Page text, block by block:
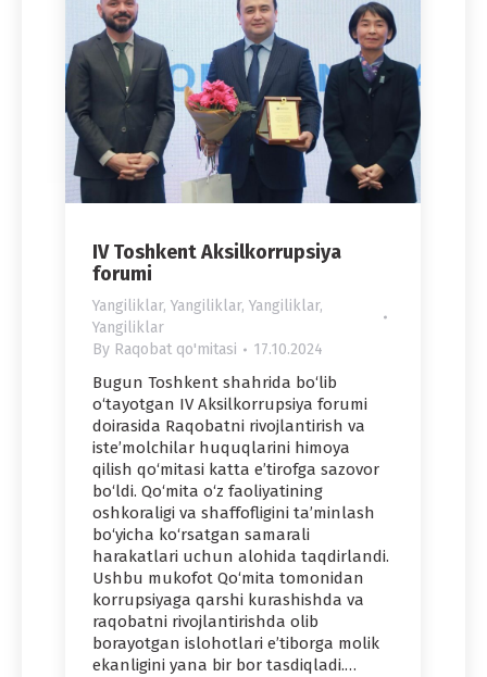
IV Toshkent Aksilkorrupsiya
forumi
Yangiliklar, Yangiliklar, Yangiliklar,
Yangiliklar
By Raqobat qo'mitasi 17.10.2024
Bugun Toshkent shahrida bo‘lib
o‘tayotgan IV Aksilkorrupsiya forumi
doirasida Raqobatni rivojlantirish va
iste’molchilar huquqlarini himoya
qilish qo‘mitasi katta e’tirofga sazovor
bo‘ldi. Qo‘mita o‘z faoliyatining
oshkoraligi va shaffofligini ta’minlash
bo‘yicha ko‘rsatgan samarali
harakatlari uchun alohida taqdirlandi.
Ushbu mukofot Qo‘mita tomonidan
korrupsiyaga qarshi kurashishda va
raqobatni rivojlantirishda olib
borayotgan islohotlari e’tiborga molik
ekanligini yana bir bor tasdiqladi.…